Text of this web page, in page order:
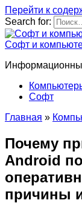
Перейти к
Search for:
Софт и
Софт
Главная »
Почему
Android
причины